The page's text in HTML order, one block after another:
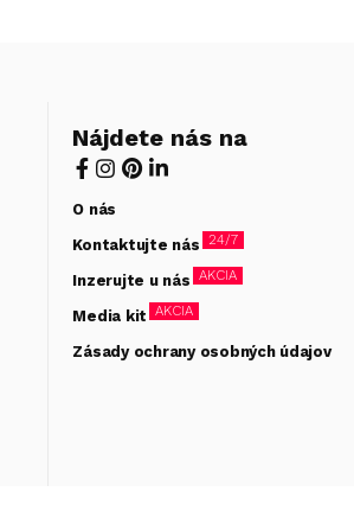
Nájdete nás na
O nás
Kontaktujte nás 24/7
Inzerujte u nás AKCIA
Media kit AKCIA
Zásady ochrany osobných údajov